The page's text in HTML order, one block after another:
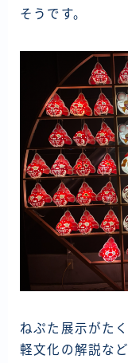
そうです。
ねぷた展示がた
軽文化の解説な